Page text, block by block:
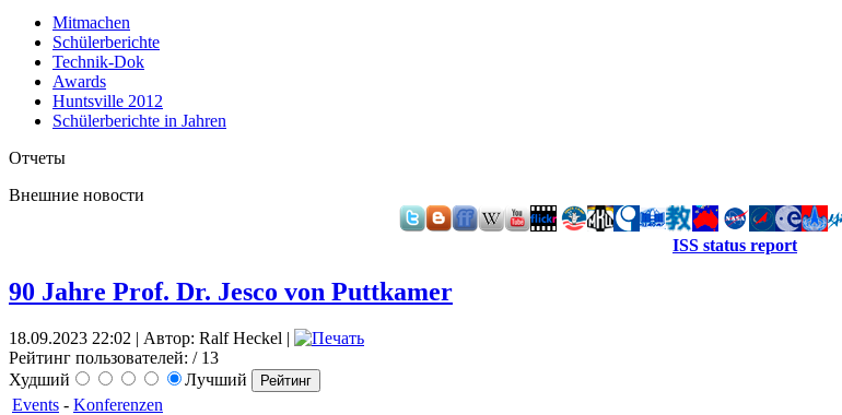
Mitmachen
Schülerberichte
Technik-Dok
Awards
Huntsville 2012
Schülerberichte in Jahren
Отчеты
Внешние новости
ISS status report
90 Jahre Prof. Dr. Jesco von Puttkamer
18.09.2023 22:02 | Автор: Ralf Heckel |
Рейтинг пользователей: / 13
Худший
Лучший
Events - Konferenzen